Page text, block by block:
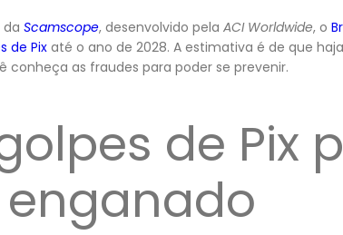
Scamscope, desenvolvido pela ACI Worldwide, o
de Pix até o ano de 2028. A estimativa é de que
conheça as fraudes para poder se prevenir.
de Pix